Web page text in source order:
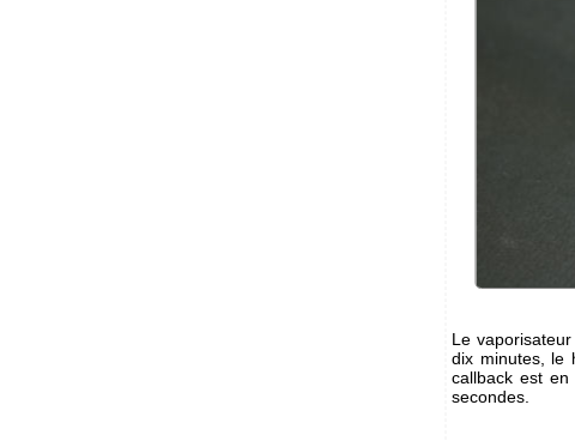
Le
dix minutes, le
callback est
secondes.